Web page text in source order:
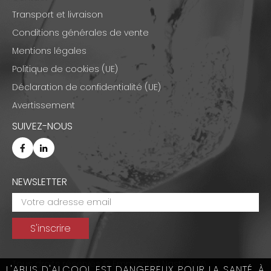
Transport et livraison
Conditions générales de vente
Mentions légales
Politique de cookies (UE)
Déclaration de confidentialité (UE)
Avertissement
SUIVEZ-NOUS
NEWSLETTER
Tous droits réservés © Emmanuel Nasti 2026